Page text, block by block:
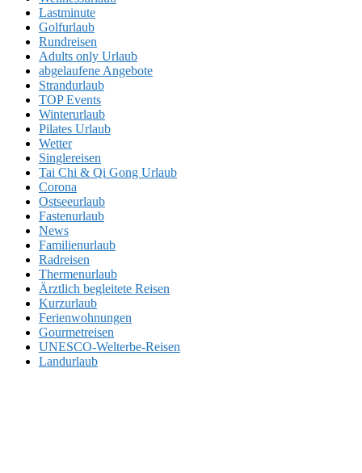
Lastminute
Golfurlaub
Rundreisen
Adults only Urlaub
abgelaufene Angebote
Strandurlaub
TOP Events
Winterurlaub
Pilates Urlaub
Wetter
Singlereisen
Tai Chi & Qi Gong Urlaub
Corona
Ostseeurlaub
Fastenurlaub
News
Familienurlaub
Radreisen
Thermenurlaub
Ärztlich begleitete Reisen
Kurzurlaub
Ferienwohnungen
Gourmetreisen
UNESCO-Welterbe-Reisen
Landurlaub